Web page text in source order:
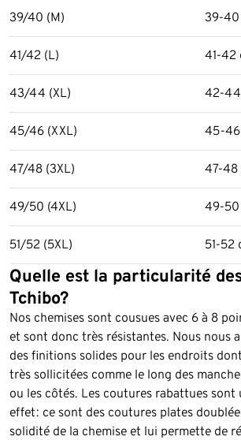
39/40 (M) 39-40
41/42 (L) 41-42
43/44 (XL) 42-
45/46 (XXL) 45-
47/48 (3XL) 47-48
49/50 (4XL) 49-50
51/52 (5XL) 51-52
Quelle est la particularité
Tchibo?
Nos chemises sont cousues avec 6 à 8
et sont donc très résistantes. Nous nous
des finitions solides pour les endroits
très sollicitées comme le long des
ou les côtés. Les coutures rabattues sont
effet: ce sont des coutures plates
solidité de la chemise et lui permette de